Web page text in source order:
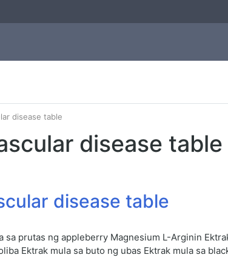
disease table
disease table
disease table
sa prutas ng appleberry Magnesium L-Arginin
Ektrak mula sa buto ng ubas Ektrak mula sa